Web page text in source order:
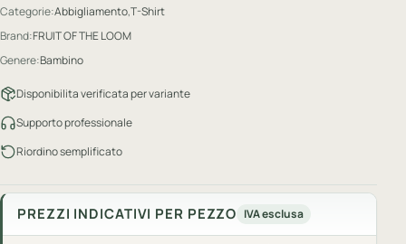
Categorie:Abbigliamento,T-Shirt
Brand:FRUIT OF THE LOOM
Genere:Bambino
Disponibilita verificata per variante
Supporto professionale
Riordino semplificato
PREZZI INDICATIVI PER PEZZO IVA esclusa